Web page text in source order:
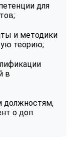
для
и методики
теорию;
в
должностям,
о доп